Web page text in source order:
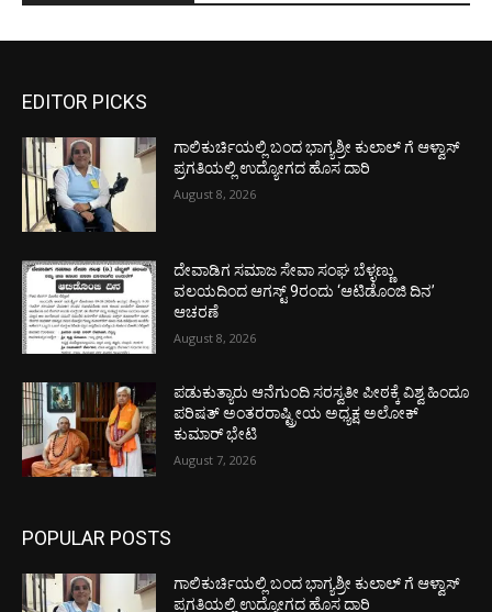
EDITOR PICKS
ಗಾಲಿಕುರ್ಚಿಯಲ್ಲಿ ಬಂದ ಭಾಗ್ಯಶ್ರೀ ಕುಲಾಲ್ ಗೆ ಆಳ್ವಾಸ್
ಪ್ರಗತಿಯಲ್ಲಿ ಉದ್ಯೋಗದ ಹೊಸ ದಾರಿ
August 8, 2026
ದೇವಾಡಿಗ ಸಮಾಜ ಸೇವಾ ಸಂಘ ಬೆಳ್ಳಣ್ಣು
ವಲಯದಿಂದ ಆಗಸ್ಟ್ 9ರಂದು ‘ಆಟಿಡೊಂಜಿ ದಿನ’
ಆಚರಣೆ
August 8, 2026
ಪಡುಕುತ್ಯಾರು ಆನೆಗುಂದಿ ಸರಸ್ವತೀ ಪೀಠಕ್ಕೆ ವಿಶ್ವ ಹಿಂದೂ
ಪರಿಷತ್ ಅಂತರರಾಷ್ಟ್ರೀಯ ಅಧ್ಯಕ್ಷ ಅಲೋಕ್
ಕುಮಾರ್ ಭೇಟಿ
August 7, 2026
POPULAR POSTS
ಗಾಲಿಕುರ್ಚಿಯಲ್ಲಿ ಬಂದ ಭಾಗ್ಯಶ್ರೀ ಕುಲಾಲ್ ಗೆ ಆಳ್ವಾಸ್
ಪ್ರಗತಿಯಲ್ಲಿ ಉದ್ಯೋಗದ ಹೊಸ ದಾರಿ